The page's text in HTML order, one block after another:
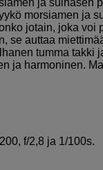
ja sulhasen
morsiamen ja
jotain, joka voi
se auttaa
tumma takki
ja harmoninen.
f/2,8 ja 1/100s.